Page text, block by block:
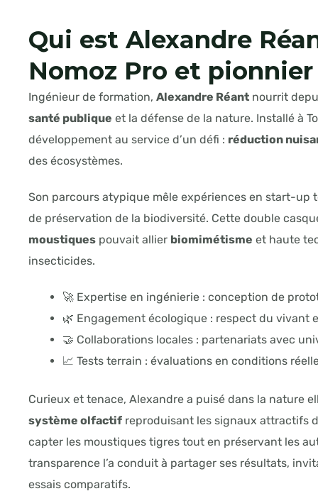
Qui estAlexandre
Nomoz Pro et
Ingénieur de formation, Alexandre Réant nourrit
santé publique et la défense de la nature. Installé à
développement au service d’un défi : réduction
des écosystèmes.
Son parcours atypique mêle expériences en start-up
de préservation de la biodiversité. Cette double
moustiques pouvait allier biomimétisme et haute
insecticides.
🚀 Expertise en ingénierie : conception de
🌿 Engagement écologique : respect du
🤝 Collaborations locales : partenariats avec
📈 Tests terrain : évaluations en conditions
Curieux et tenace, Alexandre a puisé dans la nature
système olfactif reproduisant les signaux attractifs
capter les moustiques tigres tout en préservant les
transparence l’a conduit à partager ses résultats,
essais comparatifs.